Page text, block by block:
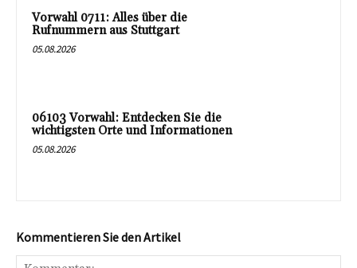
Vorwahl 0711: Alles über die
Rufnummern aus Stuttgart
05.08.2026
06103 Vorwahl: Entdecken Sie die
wichtigsten Orte und Informationen
05.08.2026
Kommentieren Sie den Artikel